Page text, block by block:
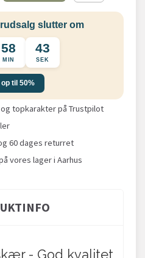
slutter om
58
MIN
42
SEK
til 50%
topkarakter på Trustpilot
60 dages returret
vores lager i Aarhus
- God kvalitet